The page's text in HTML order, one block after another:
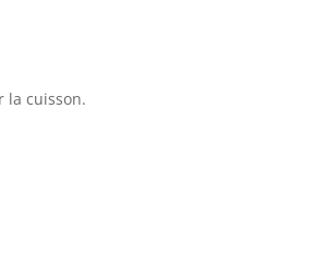
la cuisson.